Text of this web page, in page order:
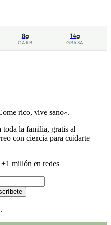
8g
CARB
14g
GRASA
rico, vive sano».
toda la familia, gratis al
con ciencia para cuidarte
+1 millón en redes